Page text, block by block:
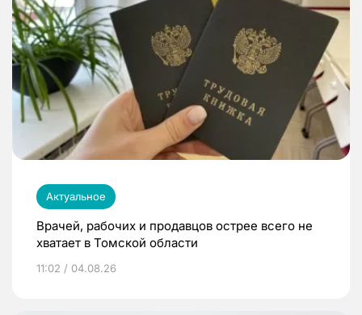
Актуальное
Врачей, рабочих и продавцов острее всего не
хватает в Томской области
11:02 / 04.08.26